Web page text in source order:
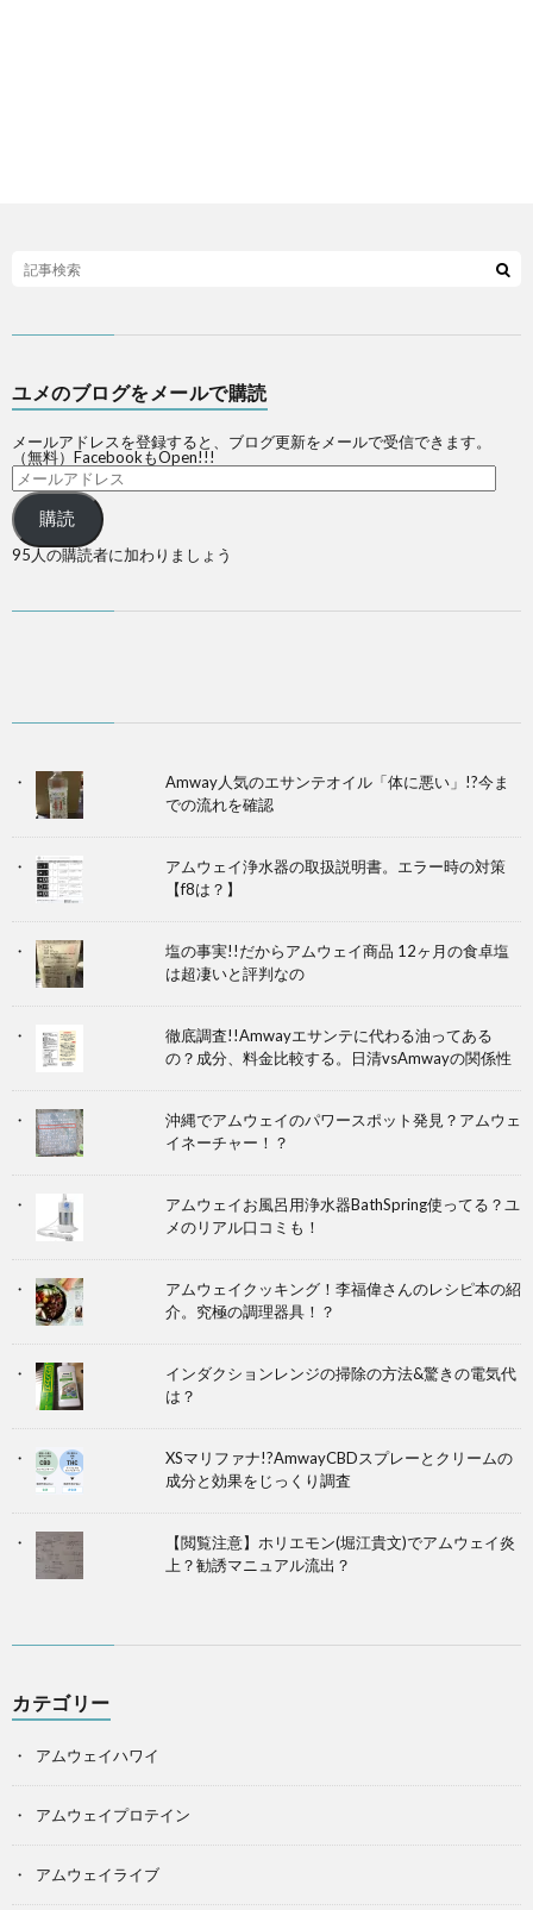
ユメのブログをメールで購読
メールアドレスを登録すると、ブログ更新をメールで受信できます。
（無料）FacebookもOpen!!!
購読
95人の購読者に加わりましょう
Amway人気のエサンテオイル「体に悪い」!?今ま
での流れを確認
アムウェイ浄水器の取扱説明書。エラー時の対策
【f8は？】
塩の事実!!だからアムウェイ商品 12ヶ月の食卓塩
は超凄いと評判なの
徹底調査!!Amwayエサンテに代わる油ってある
の？成分、料金比較する。日清vsAmwayの関係性
沖縄でアムウェイのパワースポット発見？アムウェ
イネーチャー！？
アムウェイお風呂用浄水器BathSpring使ってる？ユ
メのリアル口コミも！
アムウェイクッキング！李福偉さんのレシピ本の紹
介。究極の調理器具！？
インダクションレンジの掃除の方法&驚きの電気代
は？
XSマリファナ!?AmwayCBDスプレーとクリームの
成分と効果をじっくり調査
【閲覧注意】ホリエモン(堀江貴文)でアムウェイ炎
上？勧誘マニュアル流出？
カテゴリー
アムウェイハワイ
アムウェイプロテイン
アムウェイライブ